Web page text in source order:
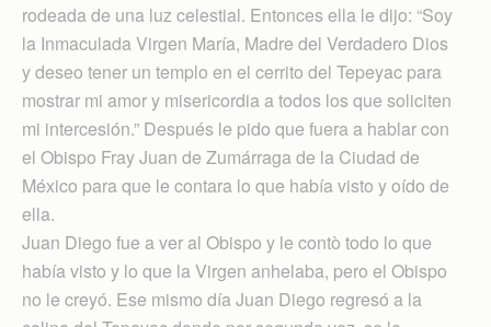
rodeada de una luz celestial. Entonces ella le dijo: “Soy
la Inmaculada Virgen María, Madre del Verdadero Dios
y deseo tener un templo en el cerrito del Tepeyac para
mostrar mi amor y misericordia a todos los que soliciten
mi intercesión.” Después le pido que fuera a hablar con
el Obispo Fray Juan de Zumárraga de la Ciudad de
México para que le contara lo que había visto y oído de
ella.
Juan Diego fue a ver al Obispo y le contò todo lo que
había visto y lo que la Virgen anhelaba, pero el Obispo
no le creyó. Ese mismo día Juan Diego regresó a la